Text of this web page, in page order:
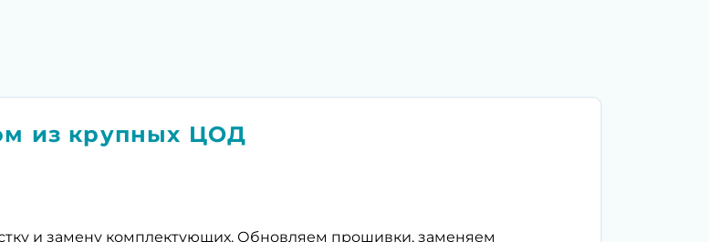
из крупных ЦОД
и замену комплектующих. Обновляем прошивки, заменяем